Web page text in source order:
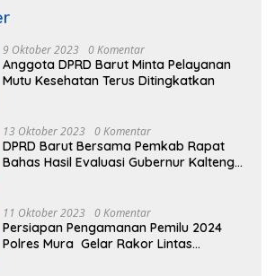
9 Oktober 2023 0 Komentar
Anggota DPRD Barut Minta Pelayanan
Mutu Kesehatan Terus Ditingkatkan
13 Oktober 2023 0 Komentar
DPRD Barut Bersama Pemkab Rapat
Bahas Hasil Evaluasi Gubernur Kalteng
11 Oktober 2023 0 Komentar
Persiapan Pengamanan Pemilu 2024
Polres Mura Gelar Rakor Lintas